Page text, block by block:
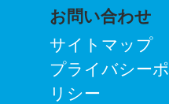
お問い合わせ
サイトマップ
プライバシーポ
リシー